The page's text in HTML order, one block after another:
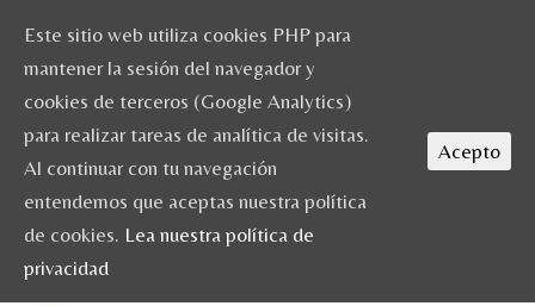
Este sitio web utiliza cookies PHP para
mantener la sesión del navegador y
cookies de terceros (Google Analytics)
para realizar tareas de analítica de visitas.
Al continuar con tu navegación
entendemos que aceptas nuestra política
de cookies. Lea nuestra política de
privacidad
Acepto